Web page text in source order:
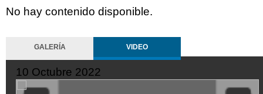
No hay contenido disponible.
GALERÍA VIDEO
Octubre 2022